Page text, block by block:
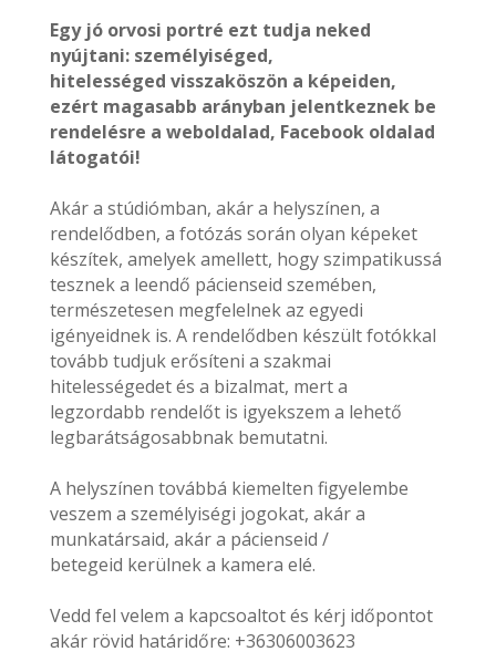
Egy jó orvosi portré ezt tudja neked
nyújtani: személyiséged,
hitelességed visszaköszön a képeiden,
ezért magasabb arányban jelentkeznek be
rendelésre a weboldalad, Facebook oldalad
látogatói!
Akár a stúdiómban, akár a helyszínen, a
rendelődben, a fotózás során olyan képeket
készítek, amelyek amellett, hogy szimpatikussá
tesznek a leendő pácienseid szemében,
természetesen megfelelnek az egyedi
igényeidnek is. A rendelődben készült fotókkal
tovább tudjuk erősíteni a szakmai
hitelességedet és a bizalmat, mert a
legzordabb rendelőt is igyekszem a lehető
legbarátságosabbnak bemutatni.
A helyszínen továbbá kiemelten figyelembe
veszem a személyiségi jogokat, akár a
munkatársaid, akár a pácienseid /
betegeid kerülnek a kamera elé.
Vedd fel velem a kapcsoaltot és kérj időpontot
akár rövid határidőre: +36306003623